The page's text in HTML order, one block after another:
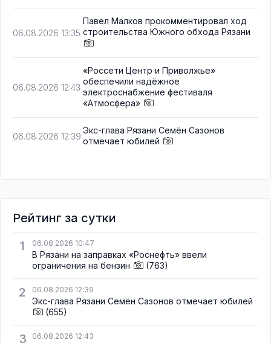
06.08.2026 13:35
Павел Малков прокомментировал ход
строительства Южного обхода Рязани
06.08.2026 12:43
«Россети Центр и Приволжье»
обеспечили надёжное
электроснабжение фестиваля
«Атмосфера»
06.08.2026 12:39
Экс-глава Рязани Семён Сазонов
отмечает юбилей
Рейтинг за сутки
1
06.08.2026 10:47
В Рязани на заправках «Роснефть» ввели
ограничения на бензин
(763)
2 06.08.2026 12:39
Экс-глава Рязани Семён Сазонов отмечает юбилей
(655)
3 06.08.2026 12:43